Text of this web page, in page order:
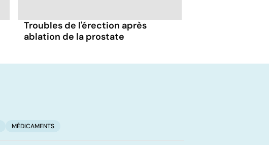
Troubles de l'érection après
ablation de la prostate
MÉDICAMENTS